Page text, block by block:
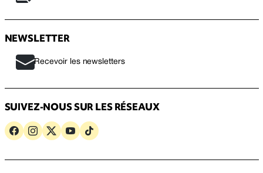
NEWSLETTER
Recevoir les newsletters
SUIVEZ-NOUS SUR LES RÉSEAUX